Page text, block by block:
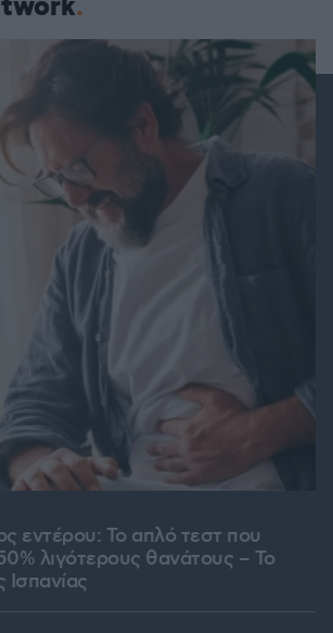
εντέρου: Το απλό τεστ που
λιγότερους θανάτους – Το
Ισπανίας